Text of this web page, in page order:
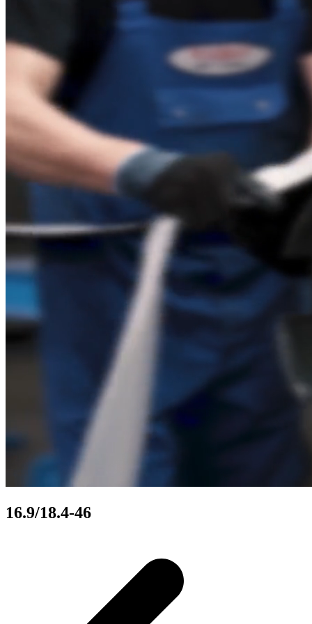
16.9/18.4-46